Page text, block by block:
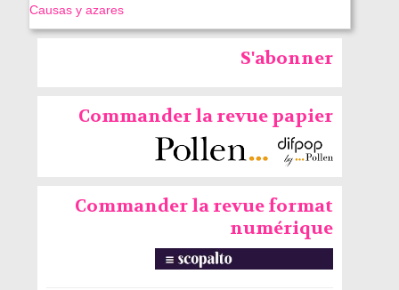
Causas y azares
S'abonner
Commander la revue papier
Commander la revue format
numérique